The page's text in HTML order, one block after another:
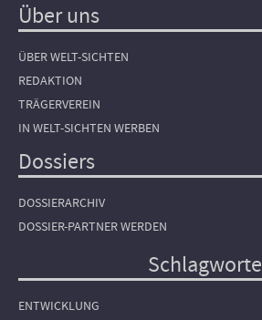
Über uns
ÜBER WELT-SICHTEN
REDAKTION
TRÄGERVEREIN
IN WELT-SICHTEN WERBEN
Dossiers
DOSSIERARCHIV
DOSSIER-PARTNER WERDEN
Schlagworte
ENTWICKLUNG